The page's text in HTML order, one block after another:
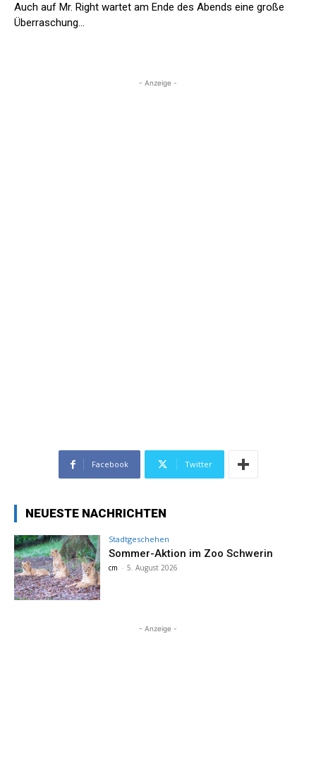
Auch auf Mr. Right wartet am Ende des Abends eine große
Überraschung…
- Anzeige -
Facebook Twitter
NEUESTE NACHRICHTEN
Stadtgeschehen
Sommer-Aktion im Zoo Schwerin
cm - 5. August 2026
- Anzeige -